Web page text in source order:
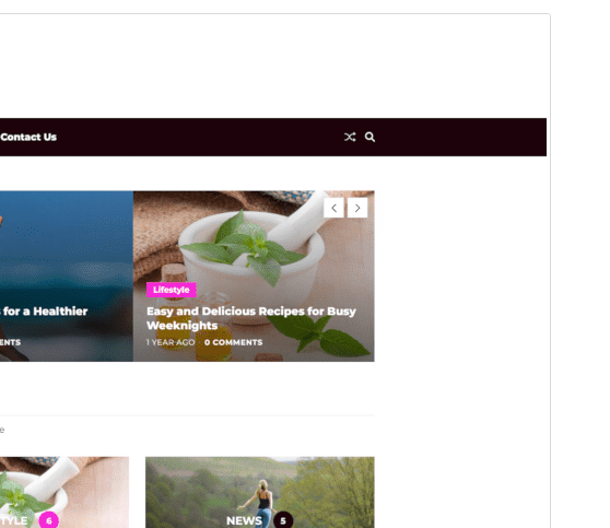
Last updated
Active installations
WordPress version
PHP version
Theme homepage